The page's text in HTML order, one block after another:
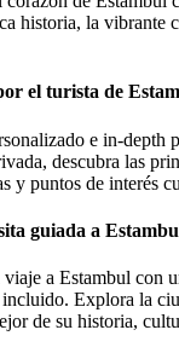
historia, la vibrante
el turista de
e in-depth
descubra las
y puntos de interés
guiada a
a Estambul con
Explora la
de su historia,